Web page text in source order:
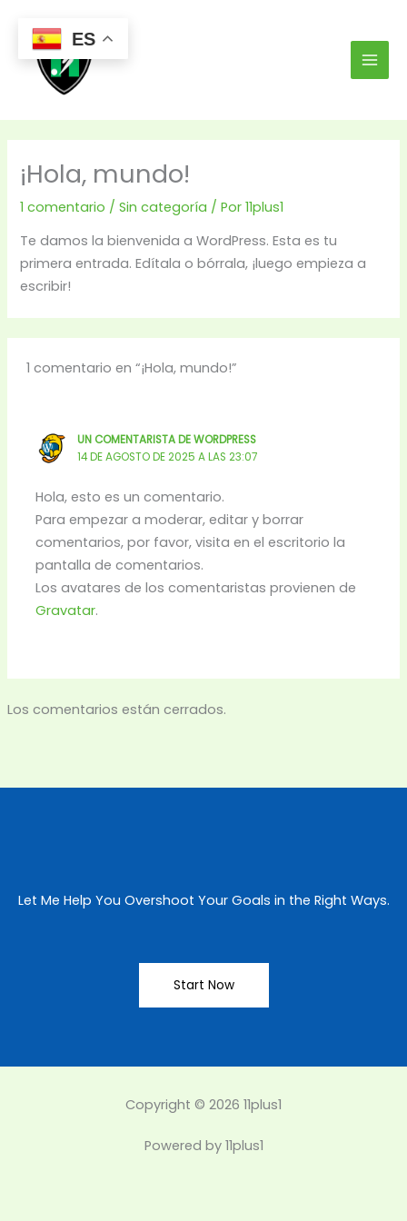
contenido
¡Hola, mundo!
1 comentario /Sin categoría / Por11plus1
Te damos la bienvenida a WordPress. Esta es tu
primera entrada. Edítala o bórrala, ¡luego empieza a
escribir!
1 comentario en “¡Hola, mundo!”
UN COMENTARISTA DE WORDPRESS
14 DE AGOSTO DE 2025 A LAS 23:07
Hola, esto es un comentario.
Para empezar a moderar, editar y borrar
comentarios, por favor, visita en el escritorio la
pantalla de comentarios.
Los avatares de los comentaristas provienen de
Gravatar.
Los comentarios están cerrados.
Let Me Help You Overshoot Your Goals in the Right Ways.
Start Now
Copyright © 2026 11plus1
Powered by 11plus1
ES